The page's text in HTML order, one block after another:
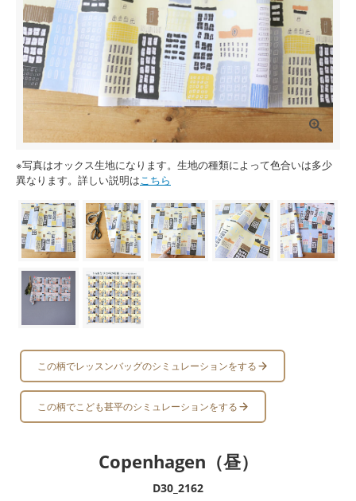
※写真はオックス生地になります。生地の種類によって色合いは多少
異なります。詳しい説明はこちら
この柄でレッスンバッグのシミュレーションをする
この柄でこども甚平のシミュレーションをする
Copenhagen（昼）
D30_2162